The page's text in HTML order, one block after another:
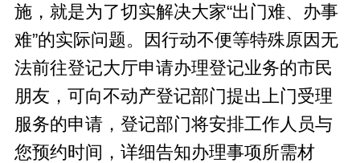
施，就是为了切实解决大家“出门难、办事
难”的实际问题。因行动不便等特殊原因无
法前往登记大厅申请办理登记业务的市民
朋友，可向不动产登记部门提出上门受理
服务的申请，登记部门将安排工作人员与
您预约时间，详细告知办理事项所需材